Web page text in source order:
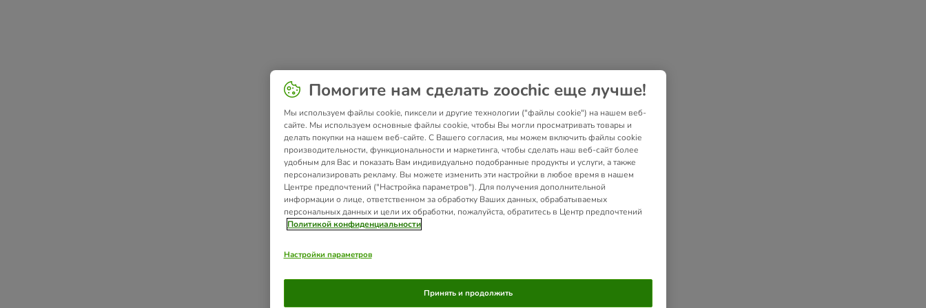
Помогите нам сделать zoochic еще лучше!
Мы используем файлы cookie, пиксели и другие технологии ("файлы cookie") на нашем веб-
сайте. Мы используем основные файлы cookie, чтобы Вы могли просматривать товары и
делать покупки на нашем веб-сайте. С Вашего согласия, мы можем включить файлы cookie
производительности, функциональности и маркетинга, чтобы сделать наш веб-сайт более
удобным для Вас и показать Вам индивидуально подобранные продукты и услуги, а также
персонализировать рекламу. Вы можете изменить эти настройки в любое время в нашем
Центре предпочтений ("Настройка параметров"). Для получения дополнительной
информации о лице, ответственном за обработку Ваших данных, обрабатываемых
персональных данных и цели их обработки, пожалуйста, обратитесь в Центр предпочтений
Политикой конфиденциальности
Настройки параметров
Принять и продолжить